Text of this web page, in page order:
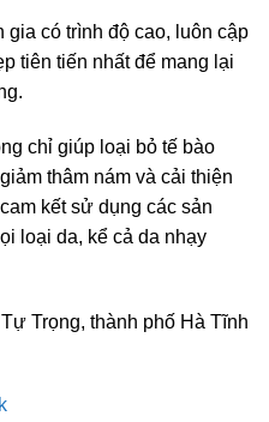
có trình độ cao, luôn cập
tiên tiến nhất để mang lại
chỉ giúp loại bỏ tế bào
thâm nám và cải thiện
kết sử dụng các sản
loại da, kể cả da nhạy
Trọng, thành phố Hà Tĩnh